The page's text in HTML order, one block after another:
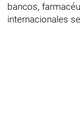
bancos,
internacionales